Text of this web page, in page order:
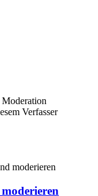
Moderation
Verfasser